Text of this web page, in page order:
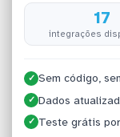
17
integrações
✓ Sem código,
✓ Dados
✓ Teste grátis